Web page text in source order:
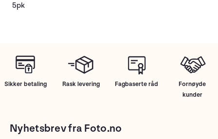
5pk
Sikker betaling Rask levering Fagbaserte råd
Fornøyde
kunder
Nyhetsbrev fra Foto.no